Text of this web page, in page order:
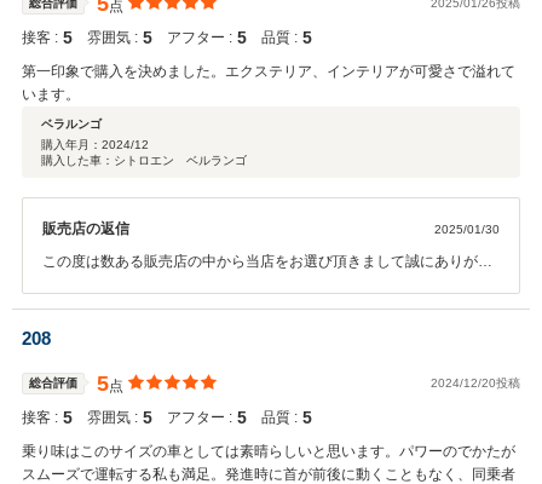
総合評価 点 2025/01/26投稿
接客 : 5 雰囲気 : 5 アフター : 5 品質 : 5
第一印象で購入を決めました。エクステリア、インテリアが可愛さで溢れて
います。
ベラルンゴ
購入年月： 2024/12
購入した車：シトロエン ベルランゴ
販売店の返信 2025/01/30
この度は数ある販売店の中から当店をお選び頂きまして誠にありがと
問い合わせください。 今後とも、宜しくお願い申します。
208
総合評価 5点 2024/12/20投稿
接客 : 5 雰囲気 : 5 アフター : 5 品質 : 5
乗り味はこのサイズの車としては素晴らしいと思います。パワーのでかたが
スムーズで運転する私も満足。発進時に首が前後に動くこともなく、同乗者